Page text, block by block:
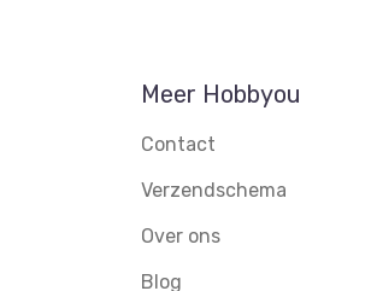
Meer Hobbyou
Contact
Verzendschema
Over ons
Blog